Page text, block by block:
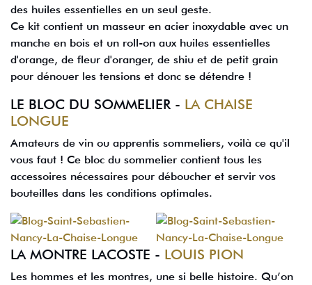
des huiles essentielles en un seul geste.
Ce kit contient un masseur en acier inoxydable avec un
manche en bois et un roll-on aux huiles essentielles
d'orange, de fleur d'oranger, de shiu et de petit grain
pour dénouer les tensions et donc se détendre !
LE BLOC DU SOMMELIER - LA CHAISE
LONGUE
Amateurs de vin ou apprentis sommeliers, voilà ce qu'il
vous faut ! Ce bloc du sommelier contient tous les
accessoires nécessaires pour déboucher et servir vos
bouteilles dans les conditions optimales.
LA MONTRE LACOSTE - LOUIS PION
Les hommes et les montres, une si belle histoire. Qu’on